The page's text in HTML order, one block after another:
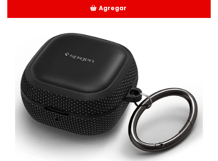
Agregar